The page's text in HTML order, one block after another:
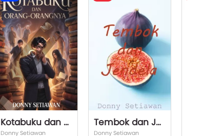
Kotabuku dan Orang-Orangnya
Donny Setiawan
Tembok dan Jendela
Donny Setiawan